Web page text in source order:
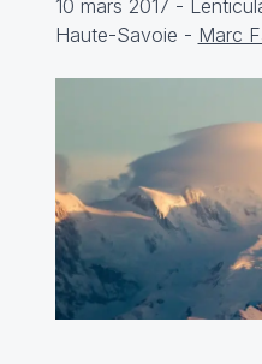
10 mars 2017 -
Haute-Savoie - Marc